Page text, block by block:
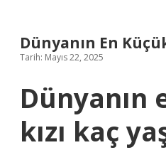
Dünyanın En
Tarih: Mayıs 22, 2025
Dünyanın
kızı kaç